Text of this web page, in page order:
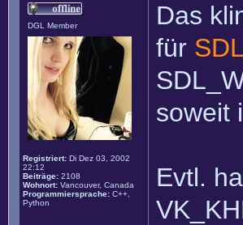
DGL Member
Registriert: Di Dez 03, 2002
22:12
Beiträge: 2108
Wohnort: Vancouver, Canada
Programmiersprache: C++,
Python
Das
für
soweit
Evtl.